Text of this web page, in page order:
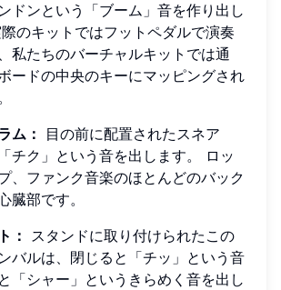
ドンという「ブーム」音を作り出し
のキットではフットペダルで演奏
私たちのバーチャルキットでは通
ードの中央のキーにマッピングされ
ム：
目の前に配置されたスネア
チク」という音を出します。 ロッ
、ファンク音楽のほとんどのバック
臓部です。
：
スタンドに取り付けられたこの
バルは、閉じると「チッ」という音
「シャー」というきらめく音を出し